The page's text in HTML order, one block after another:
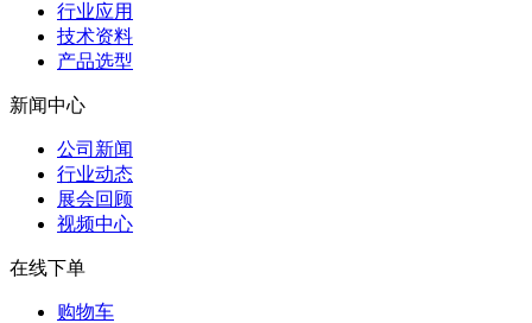
行业应用
技术资料
产品选型
新闻中心
公司新闻
行业动态
展会回顾
视频中心
在线下单
购物车